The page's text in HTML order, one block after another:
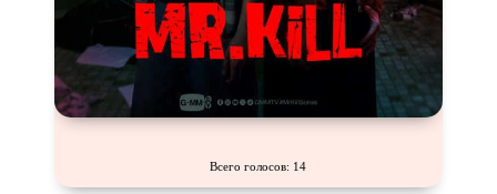
Всего голосов: 14